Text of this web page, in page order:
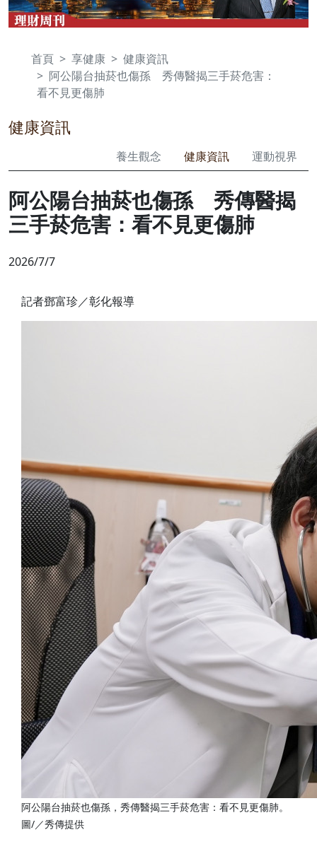
首頁 享健康
健康資訊
阿公陽台抽菸也傷孫 秀傳醫揭三手菸危害：
看不見更傷肺
健康資訊
養生觀念 健康資訊 運動視界
阿公陽台抽菸也傷孫 秀傳醫揭
三手菸危害：看不見更傷肺
2026/7/7
記者鄧富珍／彰化報導
阿公陽台抽菸也傷孫，秀傳醫揭三手菸危害：看不見更傷肺。
圖/／秀傳提供